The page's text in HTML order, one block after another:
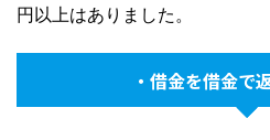
円以上はありました。
・借金を借金で